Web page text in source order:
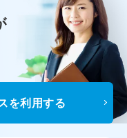
を利用する